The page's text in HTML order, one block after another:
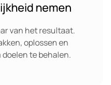
nemen
van het resultaat.
oplossen en
te behalen.